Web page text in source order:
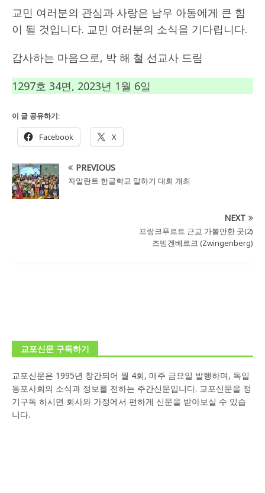
교민 여러분의 관심과 사랑은 남우 아동에게 큰 힘
이 될 것입니다. 교민 여러분의 소식을 기다립니다.
감사하는 마음으로, 박 해 철 선교사 드림
1297호 34면, 2023년 1월 6일
이 글 공유하기:
Facebook X
PREVIOUS
자알란트 한글학교 말하기 대회 개최
NEXT
프랑크푸르트 근교 가볼만한 곳(2)
즈빙겐베르크 (Zwingenberg)
교포신문 구독하기
교포신문은 1995년 창간되어 월 4회, 매주 금요일 발행하며, 독일
동포사회의 소식과 정보를 전하는 주간신문입니다. 교포신문을 정
기구독 하시면 회사와 가정에서 편하게 신문을 받아보실 수 있습
니다.